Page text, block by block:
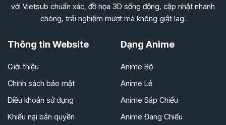
với Vietsub chuẩn xác, đồ họa 3D sống động, cập nhật nhanh
chóng, trải nghiệm mượt mà không giật lag.
Thông tin Website
Giới thiệu
Chính sách bảo mật
Điều khoản sử dụng
Khiếu nại bản quyền
Dạng Anime
Anime Bộ
Anime Lẻ
Anime Sắp Chiếu
Anime Đang Chiếu